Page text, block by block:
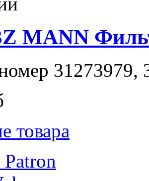
MANN
31273979,
товара